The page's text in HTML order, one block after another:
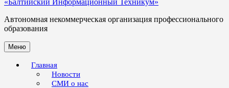
«Балтийский Информационный Техникум»
Автономная некоммерческая организация профессионального
образования
Меню
Главная
Новости
СМИ о нас